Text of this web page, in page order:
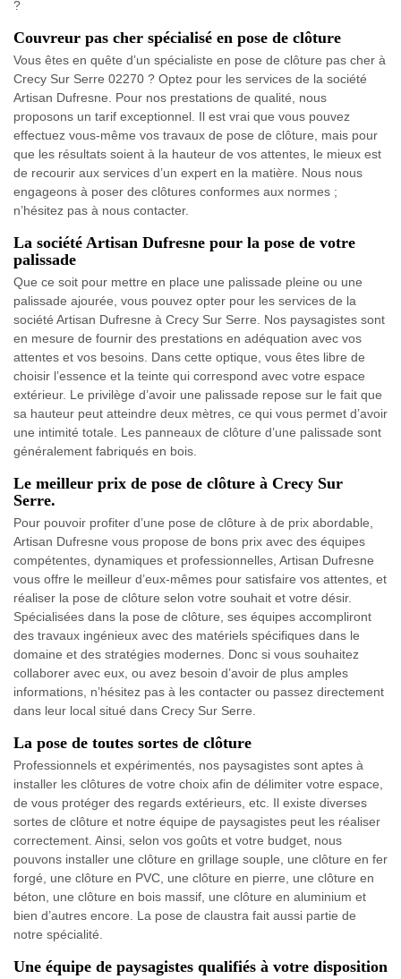
?
Couvreur pas cher spécialisé en pose de clôture
Vous êtes en quête d’un spécialiste en pose de clôture pas cher à
Crecy Sur Serre 02270 ? Optez pour les services de la société
Artisan Dufresne. Pour nos prestations de qualité, nous
proposons un tarif exceptionnel. Il est vrai que vous pouvez
effectuez vous-même vos travaux de pose de clôture, mais pour
que les résultats soient à la hauteur de vos attentes, le mieux est
de recourir aux services d’un expert en la matière. Nous nous
engageons à poser des clôtures conformes aux normes ;
n’hésitez pas à nous contacter.
La société Artisan Dufresne pour la pose de votre
palissade
Que ce soit pour mettre en place une palissade pleine ou une
palissade ajourée, vous pouvez opter pour les services de la
société Artisan Dufresne à Crecy Sur Serre. Nos paysagistes sont
en mesure de fournir des prestations en adéquation avec vos
attentes et vos besoins. Dans cette optique, vous êtes libre de
choisir l’essence et la teinte qui correspond avec votre espace
extérieur. Le privilège d’avoir une palissade repose sur le fait que
sa hauteur peut atteindre deux mètres, ce qui vous permet d’avoir
une intimité totale. Les panneaux de clôture d’une palissade sont
généralement fabriqués en bois.
Le meilleur prix de pose de clôture à Crecy Sur
Serre.
Pour pouvoir profiter d’une pose de clôture à de prix abordable,
Artisan Dufresne vous propose de bons prix avec des équipes
compétentes, dynamiques et professionnelles, Artisan Dufresne
vous offre le meilleur d’eux-mêmes pour satisfaire vos attentes, et
réaliser la pose de clôture selon votre souhait et votre désir.
Spécialisées dans la pose de clôture, ses équipes accompliront
des travaux ingénieux avec des matériels spécifiques dans le
domaine et des stratégies modernes. Donc si vous souhaitez
collaborer avec eux, ou avez besoin d’avoir de plus amples
informations, n’hésitez pas à les contacter ou passez directement
dans leur local situé dans Crecy Sur Serre.
La pose de toutes sortes de clôture
Professionnels et expérimentés, nos paysagistes sont aptes à
installer les clôtures de votre choix afin de délimiter votre espace,
de vous protéger des regards extérieurs, etc. Il existe diverses
sortes de clôture et notre équipe de paysagistes peut les réaliser
correctement. Ainsi, selon vos goûts et votre budget, nous
pouvons installer une clôture en grillage souple, une clôture en fer
forgé, une clôture en PVC, une clôture en pierre, une clôture en
béton, une clôture en bois massif, une clôture en aluminium et
bien d’autres encore. La pose de claustra fait aussi partie de
notre spécialité.
Une équipe de paysagistes qualifiés à votre disposition